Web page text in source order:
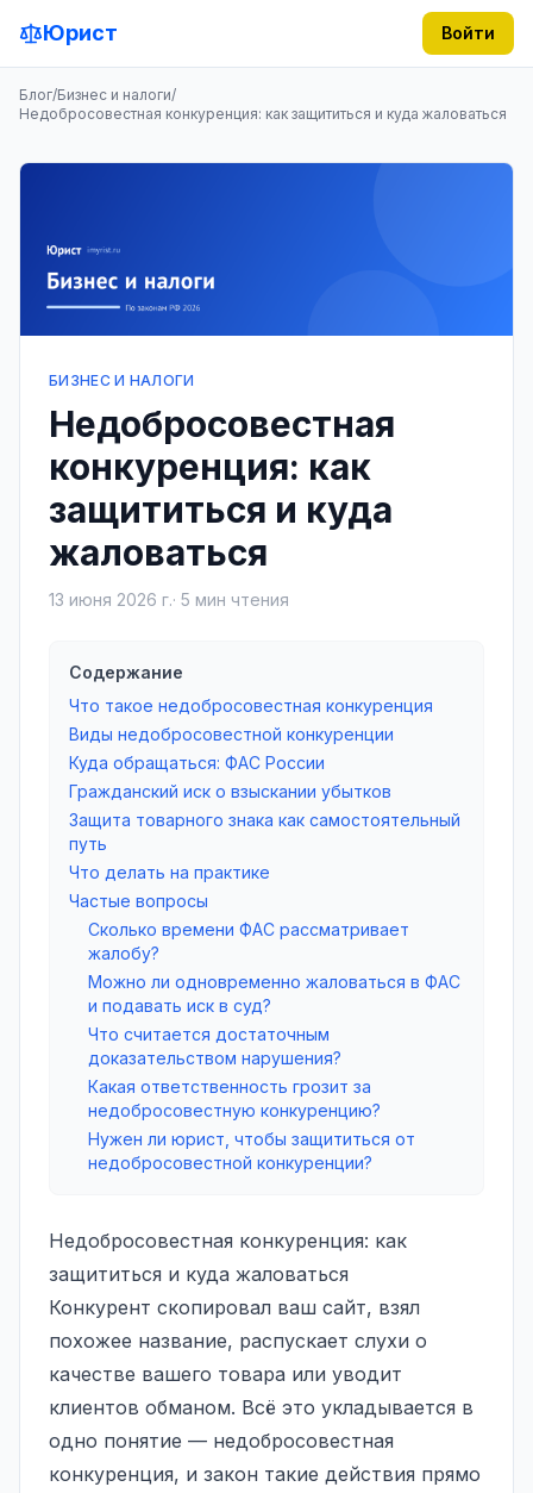
Юрист Войти
Блог/Бизнес и налоги/
Недобросовестная конкуренция: как защититься и куда жаловаться
БИЗНЕС И НАЛОГИ
Недобросовестная
конкуренция: как
защититься и куда
жаловаться
13 июня 2026 г.· 5 мин чтения
Содержание
Что такое недобросовестная конкуренция
Виды недобросовестной конкуренции
Куда обращаться: ФАС России
Гражданский иск о взыскании убытков
Защита товарного знака как самостоятельный
путь
Что делать на практике
Частые вопросы
Сколько времени ФАС рассматривает
жалобу?
Можно ли одновременно жаловаться в ФАС
и подавать иск в суд?
Что считается достаточным
доказательством нарушения?
Какая ответственность грозит за
недобросовестную конкуренцию?
Нужен ли юрист, чтобы защититься от
недобросовестной конкуренции?
Недобросовестная конкуренция: как
защититься и куда жаловаться
Конкурент скопировал ваш сайт, взял
похожее название, распускает слухи о
качестве вашего товара или уводит
клиентов обманом. Всё это укладывается в
одно понятие — недобросовестная
конкуренция, и закон такие действия прямо